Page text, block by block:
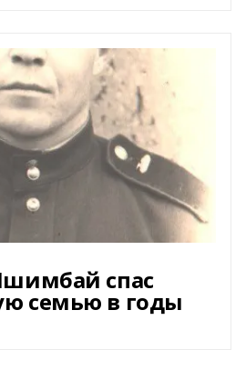
спас
семью в годы